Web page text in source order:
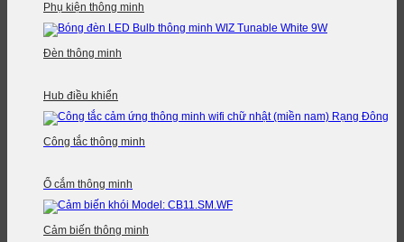
Phụ kiện thông minh
Đèn thông minh
Hub điều khiển
Công tắc thông minh
Ổ cắm thông minh
Cảm biến thông minh